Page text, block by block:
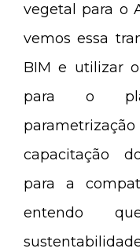
vegetal para o
vemos essa
BIM e utilizar
para o
capacitação
para a
entendo